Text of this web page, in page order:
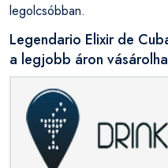
legolcsóbban.
Legendario Elixir de
a legjobb áron